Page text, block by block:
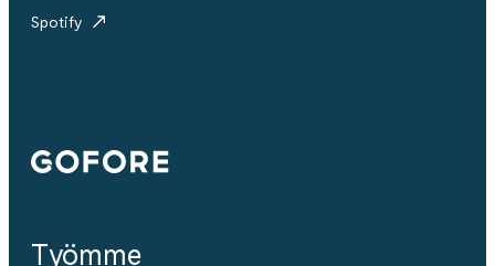
Spotify
Gofore
Työmme